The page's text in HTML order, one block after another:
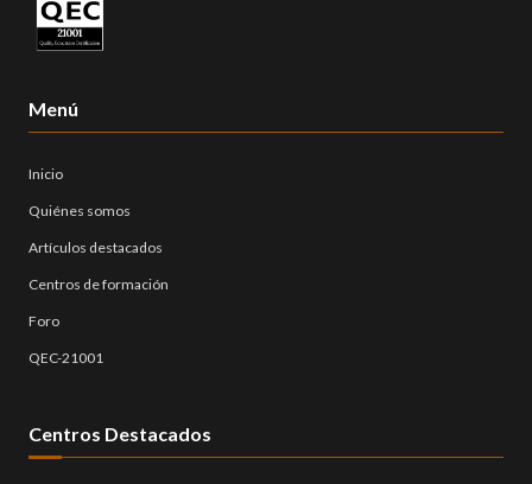
Menú
Inicio
Quiénes somos
Artículos destacados
Centros de formación
Foro
QEC-21001
Centros Destacados